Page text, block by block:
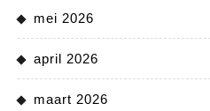
mei 2026
april 2026
maart 2026